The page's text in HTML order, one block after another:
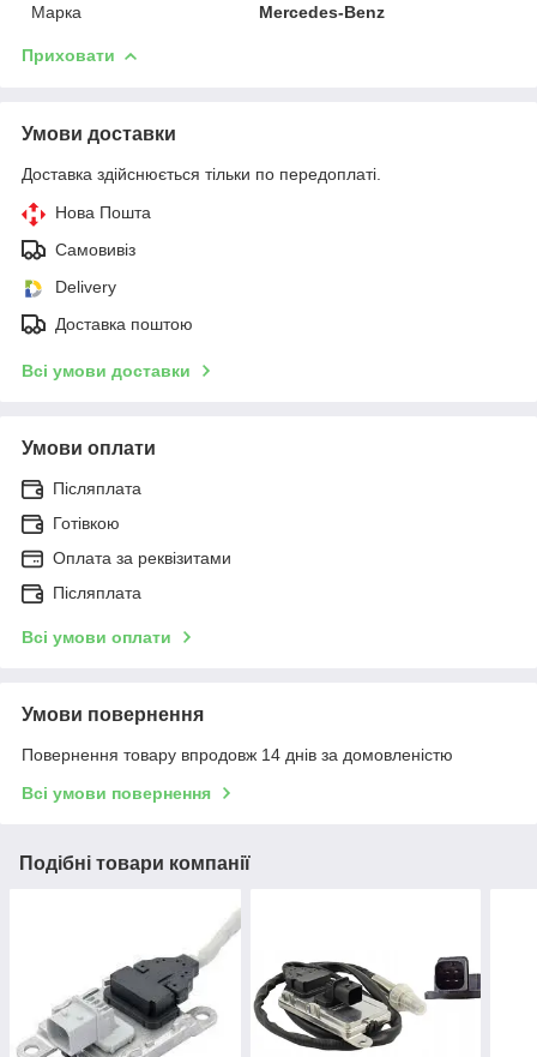
Марка
Mercedes-Benz
Приховати
Умови доставки
Доставка здійснюється тільки по передоплаті.
Нова Пошта
Самовивіз
Delivery
Доставка поштою
Всі умови доставки
Умови оплати
Післяплата
Готівкою
Оплата за реквізитами
Післяплата
Всі умови оплати
Умови повернення
Повернення товару впродовж 14 днів за домовленістю
Всі умови повернення
Подібні товари компанії